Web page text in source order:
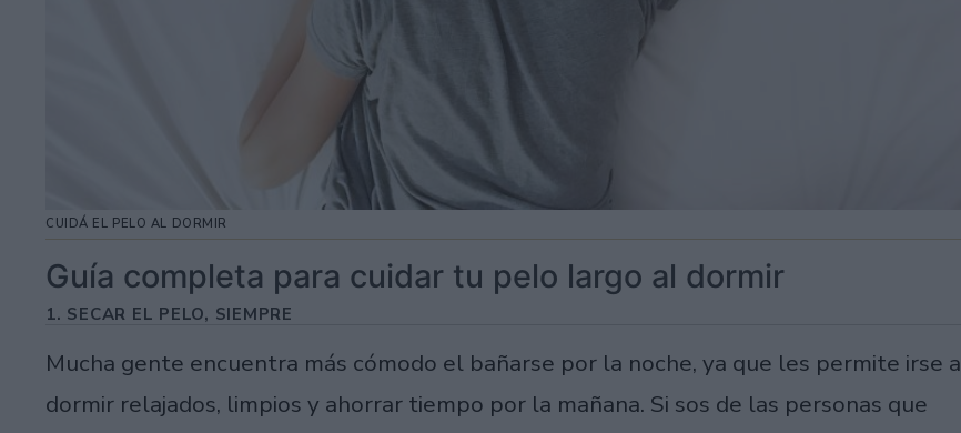
CUIDÁ EL PELO AL DORMIR
Guía completa para cuidar tu pelo largo al dormir
1. SECAR EL PELO, SIEMPRE
Mucha gente encuentra más cómodo el bañarse por la noche, ya que les permite irse a
dormir relajados, limpios y ahorrar tiempo por la mañana. Si sos de las personas que